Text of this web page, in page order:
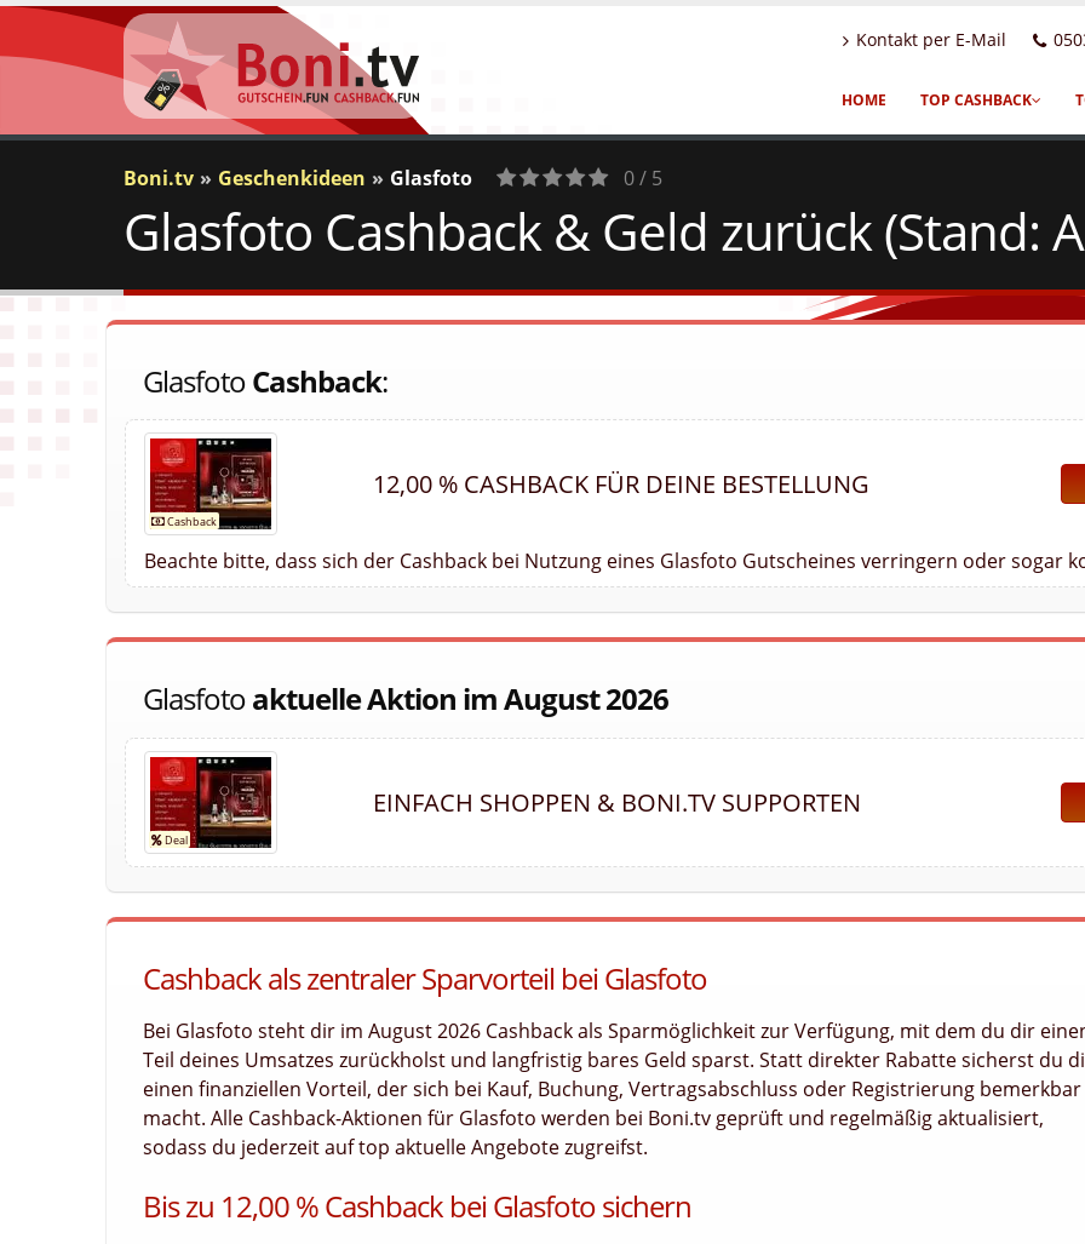
Kontakt per E-Mail
HOME TOP CASHBACK
Boni.tv Geschenkideen Glasfoto
Votes
0 / 5
Glasfoto Cashback & Geld zurück (Stand:
GlasfotoCashback:
12,00 % CASHBACK FÜR DEINE BESTELLUNG
Beachte bitte, dass sich der Cashback bei Nutzung eines Glasfoto Gutscheines verringern oder sogar
Glasfotoaktuelle Aktion im August 2026
EINFACH SHOPPEN & BONI.TV SUPPORTEN
Cashback als zentraler Sparvorteil bei Glasfoto
Bei Glasfoto steht dir im August 2026 Cashback als Sparmöglichkeit zur Verfügung, mit dem du dir
Teil deines Umsatzes zurückholst und langfristig bares Geld sparst. Statt direkter Rabatte sicherst du
einen finanziellen Vorteil, der sich bei Kauf, Buchung, Vertragsabschluss oder Registrierung bemerkbar
macht. Alle Cashback-Aktionen für Glasfoto werden bei Boni.tv geprüft und regelmäßig aktualisiert,
sodass du jederzeit auf top aktuelle Angebote zugreifst.
Bis zu 12,00 % Cashback bei Glasfoto sichern